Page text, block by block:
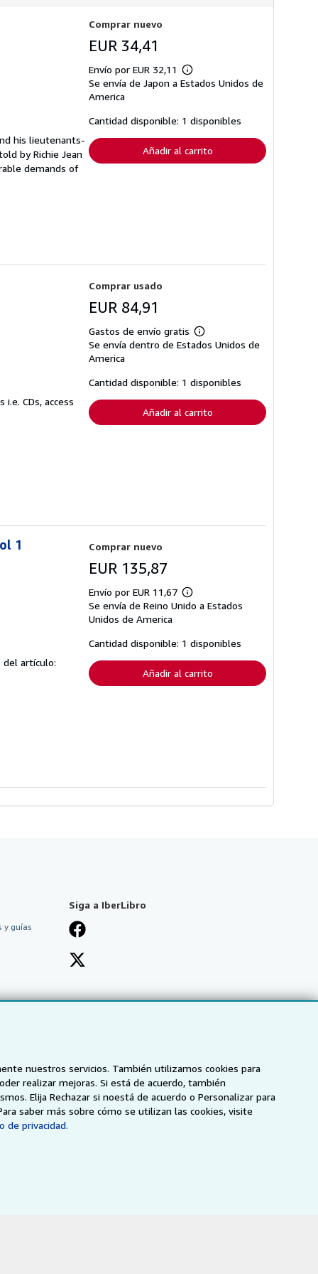
nuestros servicios. También utilizamos cookies para
realizar mejoras. Si está de acuerdo, también
Elija Rechazar si noestá de acuerdo o Personalizar para
saber más sobre cómo se utilizan las cookies, visite
de privacidad.
his lieutenants-
by Richie Jean
demands of
Comprar nuevo
EUR 34,41
Envío por EUR 32,11
Más
información
tarifas
de
envío
Se envía de Japon a Estados Unidos de
America
Cantidad disponible: 1 disponibles
Añadir al carrito
CDs, access
Comprar usado
EUR 84,91
Gastos de envío gratis
Más
información
tarifas
de
envío
Se envía dentro de Estados Unidos de
America
Cantidad disponible: 1 disponibles
Añadir al carrito
1
del artículo:
Comprar nuevo
EUR 135,87
Envío por EUR 11,67
Más
información
tarifas
de
envío
Se envía de Reino Unido a Estados
Unidos de America
Cantidad disponible: 1 disponibles
Añadir al carrito
y guías
Siga a IberLibro